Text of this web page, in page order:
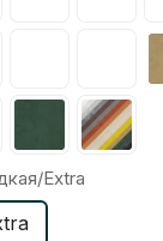
Extra